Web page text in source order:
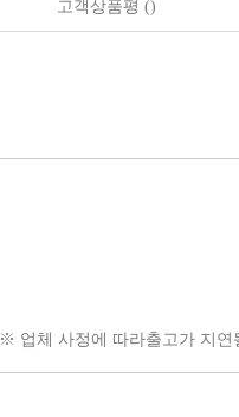
고객상품평 ()
※ 업체 사정에 따라출고가 지연